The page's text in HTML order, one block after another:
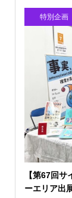
特別企画
【第67回
ーエリア出